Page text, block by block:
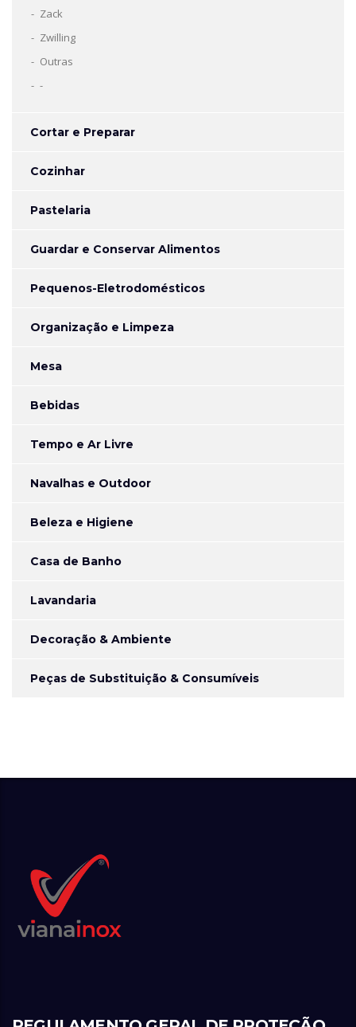
Zack
Zwilling
Outras
-
Cortar e Preparar
Cozinhar
Pastelaria
Guardar e Conservar Alimentos
Pequenos-Eletrodomésticos
Organização e Limpeza
Mesa
Bebidas
Tempo e Ar Livre
Navalhas e Outdoor
Beleza e Higiene
Casa de Banho
Lavandaria
Decoração & Ambiente
Peças de Substituição & Consumíveis